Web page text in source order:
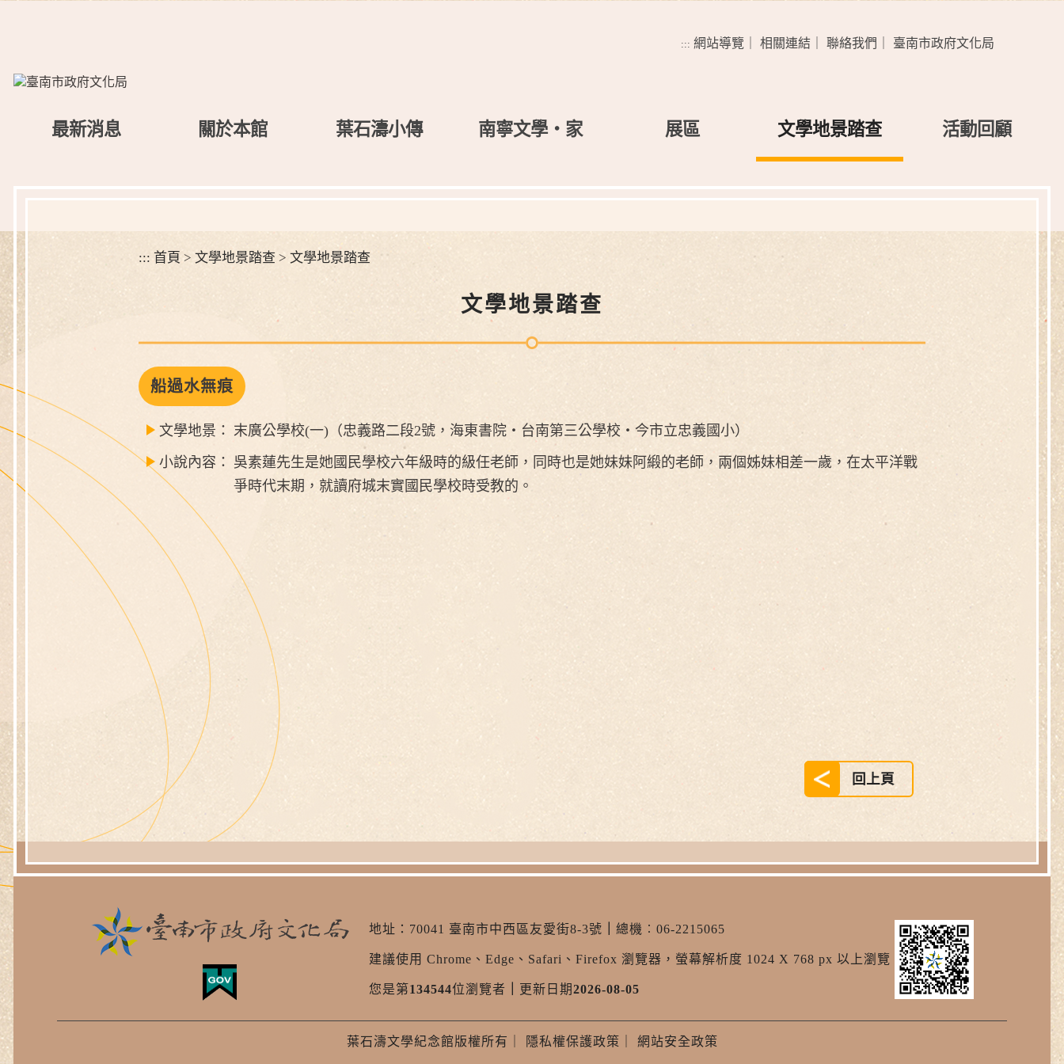
::: 網站導覽 相關連結 聯絡我們 臺南市政府文化局
最新消息 關於本館 葉石濤小傳 南寧文學‧家 展區 文學地景踏查 活動回顧
::: 首頁 > 文學地景踏查 > 文學地景踏查
文學地景踏查
船過水無痕
文學地景： 末廣公學校(一)（忠義路二段2號，海東書院‧台南第三公學校‧今市立忠義國小）
小說內容： 吳素蓮先生是她國民學校六年級時的級任老師，同時也是她妹妹阿緞的老師，兩個姊妹相差一歲，在太平洋戰
爭時代末期，就讀府城末實國民學校時受教的。
回上頁
地址： 70041 臺南市中西區友愛街8-3號 總機︰06-2215065
建議使用 Chrome、Edge、Safari、Firefox 瀏覽器，螢幕解析度 1024 X 768 px 以上瀏覽
您是第134544位瀏覽者 更新日期2026-08-05
葉石濤文學紀念館版權所有 隱私權保護政策 網站安全政策